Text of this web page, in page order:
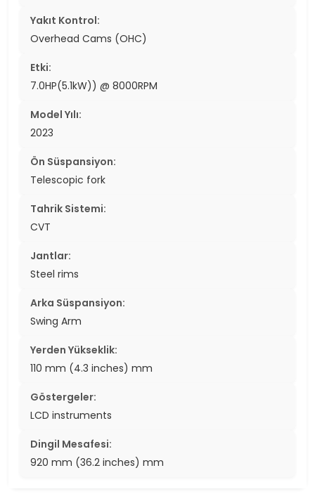
Yakıt Kontrol:
Overhead Cams (OHC)
Etki:
7.0HP(5.1kW)) @ 8000RPM
Model Yılı:
2023
Ön Süspansiyon:
Telescopic fork
Tahrik Sistemi:
CVT
Jantlar:
Steel rims
Arka Süspansiyon:
Swing Arm
Yerden Yükseklik:
110 mm (4.3 inches) mm
Göstergeler:
LCD instruments
Dingil Mesafesi:
920 mm (36.2 inches) mm